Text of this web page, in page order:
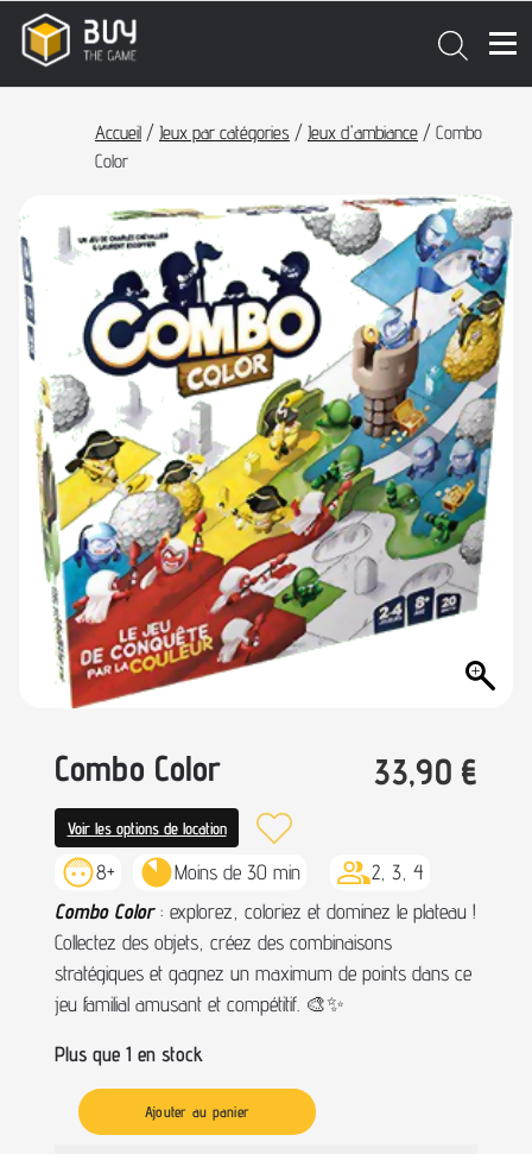
Accueil / Jeux par catégories / Jeux d'ambiance / Combo
Color
Combo Color 33,90 €
Voir les options de location
8+ Moins de 30 min
2, 3, 4
Combo Color: explorez, coloriez et dominez le plateau !
Collectez des objets, créez des combinaisons
stratégiques et gagnez un maximum de points dans ce
jeu familial amusant et compétitif. 🎨✨
Plus que 1 en stock
Ajouter au panier